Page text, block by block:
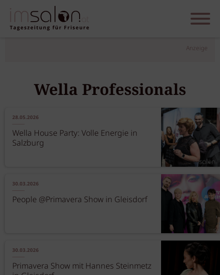
Anzeige
Wella Professionals
28.05.2026
Wella House Party: Volle Energie in
Salzburg
30.03.2026
People @Primavera Show in Gleisdorf
30.03.2026
Primavera Show mit Hannes Steinmetz